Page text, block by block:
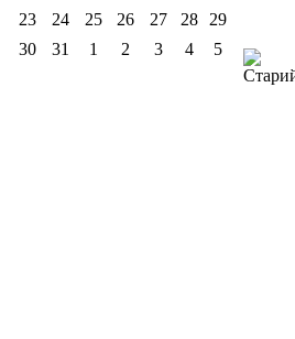
23
24 25 26 27 28
29
30
31 1 2 3 4 5